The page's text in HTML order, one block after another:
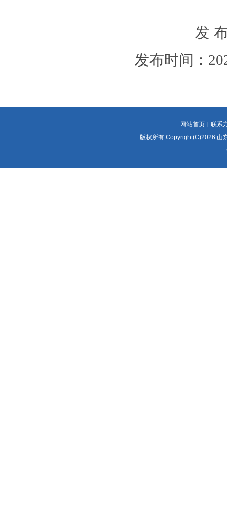
发
发布时间：
网站首页 | 联系
版权所有 Copyright(C)2026 山